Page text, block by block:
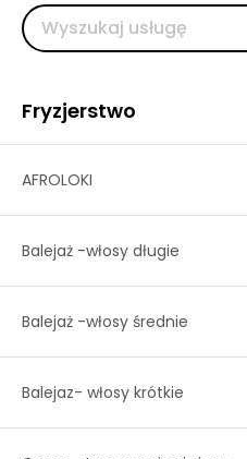
Fryzjerstwo
AFROLOKI
Balejaż -włosy długie
Balejaż -włosy średnie
Balejaz- włosy krótkie